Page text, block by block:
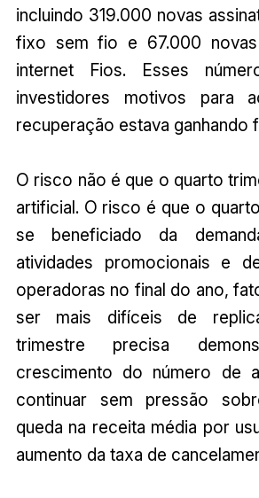
incluindo 319.000 novas
fixo sem fio e 67.000 novas
internet Fios. Esses
investidores motivos para
recuperação estava ganhando
O risco não é que o quarto
artificial. O risco é que o
se beneficiado da
atividades promocionais e
operadoras no final do ano,
ser mais difíceis de
trimestre precisa
crescimento do número de
continuar sem pressão
queda na receita média por
aumento da taxa de